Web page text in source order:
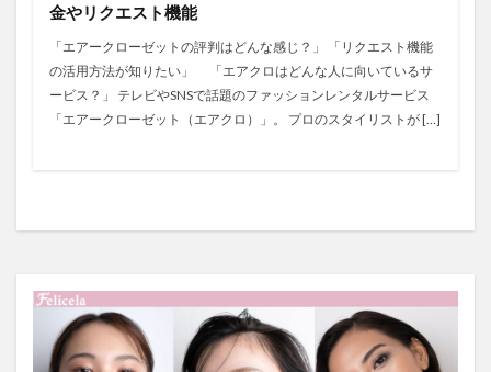
金やリクエスト機能
「エアークローゼットの評判はどんな感じ？」 「リクエスト機能
の活用方法が知りたい」 「エアクロはどんな人に向いているサ
ービス？」 テレビやSNSで話題のファッションレンタルサービス
「エアークローゼット（エアクロ）」。 プロのスタイリストが […]